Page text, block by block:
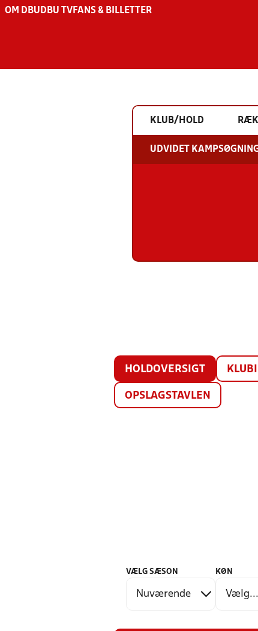
OM DBU DBU TV FANS & BILLETTER
KLUB/HOLD
UDVIDET
HOLDOVERSIGT
OPSLAGSTAVLEN
VÆLG SÆSON KØN